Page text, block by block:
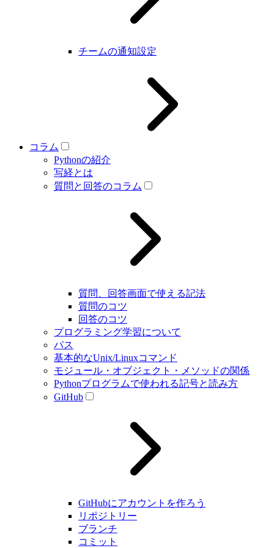
チームの通知設定
コラム
Pythonの紹介
写経とは
質問と回答のコラム
質問、回答画面で使える記法
質問のコツ
回答のコツ
プログラミング学習について
パス
基本的なUnix/Linuxコマンド
モジュール・オブジェクト・メソッドの関係
Pythonプログラムで使われる記号と読み方
GitHub
GitHubにアカウントを作ろう
リポジトリー
ブランチ
コミット